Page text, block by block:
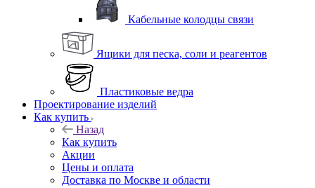
Кабельные колодцы связи
Ящики для песка, соли и реагентов
Пластиковые ведра
Проектирование изделий
Как купить
Назад
Как купить
Акции
Цены и оплата
Доставка по Москве и области